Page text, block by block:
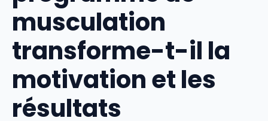
musculation
transforme-t-il la
motivation et les
résultats